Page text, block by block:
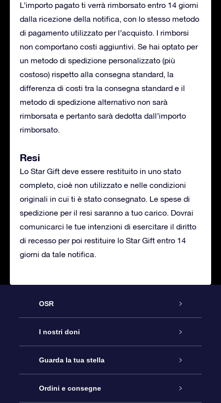
L’importo pagato ti verrà rimborsato entro 14 giorni
dalla ricezione della notifica, con lo stesso metodo
di pagamento utilizzato per l’acquisto. I rimborsi
non comportano costi aggiuntivi. Se hai optato per
un metodo di spedizione personalizzato (più
costoso) rispetto alla consegna standard, la
differenza di costi tra la consegna standard e il
metodo di spedizione alternativo non sarà
rimborsata e pertanto sarà dedotta dall’importo
rimborsato.
Resi
Lo Star Gift deve essere restituito in uno stato
completo, cioè non utilizzato e nelle condizioni
originali in cui ti è stato consegnato. Le spese di
spedizione per il resi saranno a tuo carico. Dovrai
comunicarci le tue intenzioni di esercitare il diritto
di recesso per poi restituire lo Star Gift entro 14
giorni da tale notifica.
OSR
Assistenza
Contattaci
Blog
I nostri doni
Online Star Gift
Pacchetto regalo OSR
Guarda la tua stella
Registro stellare
Ordini e consegne